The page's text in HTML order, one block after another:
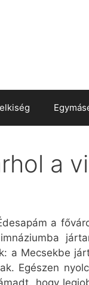
a
a
a Mecsekbe
Egészen
hogy